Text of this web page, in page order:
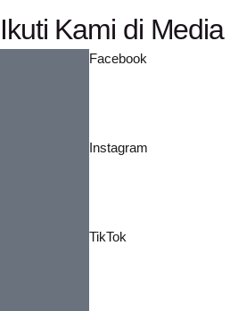
Ikuti Kami di
Facebook
Instagram
TikTok